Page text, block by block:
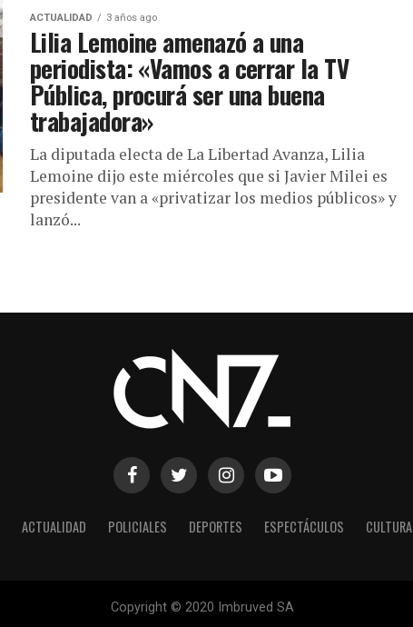
ACTUALIDAD 3 años ago
Lilia Lemoine amenazó a una
periodista: «Vamos a cerrar la TV
Pública, procurá ser una buena
trabajadora»
La diputada electa de La Libertad Avanza, Lilia
Lemoine dijo este miércoles que si Javier Milei es
presidente van a «privatizar los medios públicos» y
lanzó...
ACTUALIDAD POLICIALES DEPORTES ESPECTÁCULOS CULTURA
Copyright © 2020 Imbruved SA